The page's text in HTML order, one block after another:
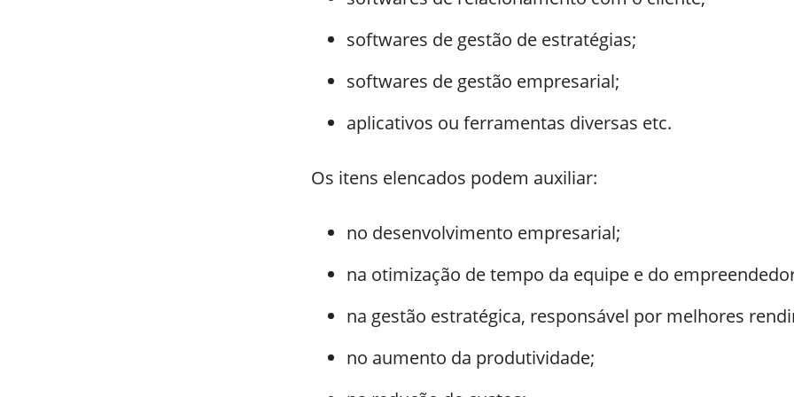
softwares de gestão de estratégias;
softwares de gestão empresarial;
aplicativos ou ferramentas diversas etc.
Os itens elencados podem auxiliar:
no desenvolvimento empresarial;
na otimização de tempo da equipe e do
na gestão estratégica, responsável por melhores
no aumento da produtividade;